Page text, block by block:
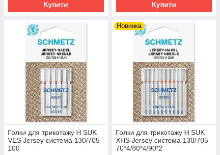
Купити Купити
Голки для трикотажу H SUK
VES Jersey система 130/705
100
Новинка
Голки для трикотажу H SUK
XHS Jersey система 130/705
70*4/80*4/90*2